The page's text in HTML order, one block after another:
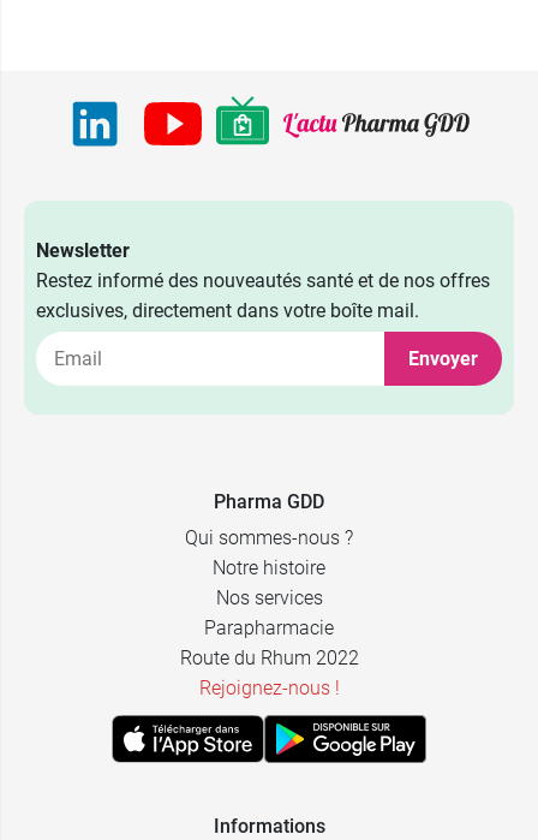
15 ml 4,99 €
Newsletter
Restez informé des nouveautés santé et de nos offres
exclusives, directement dans votre boîte mail.
Envoyer
Pharma GDD
Qui sommes-nous ?
Notre histoire
Nos services
Parapharmacie
Route du Rhum 2022
Rejoignez-nous !
Informations